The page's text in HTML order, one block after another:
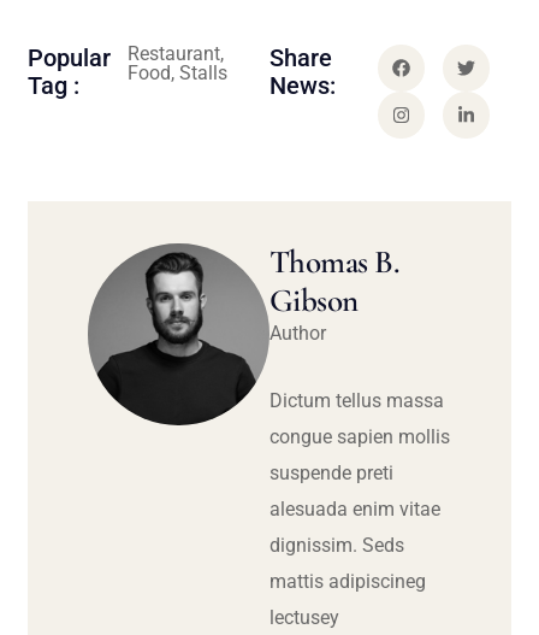
Popular
Tag :
Restaurant,
Food, Stalls
Share
News:
Thomas B.
Gibson
Author
Dictum tellus massa
congue sapien mollis
suspende preti
alesuada enim vitae
dignissim. Seds
mattis adipiscineg
lectusey